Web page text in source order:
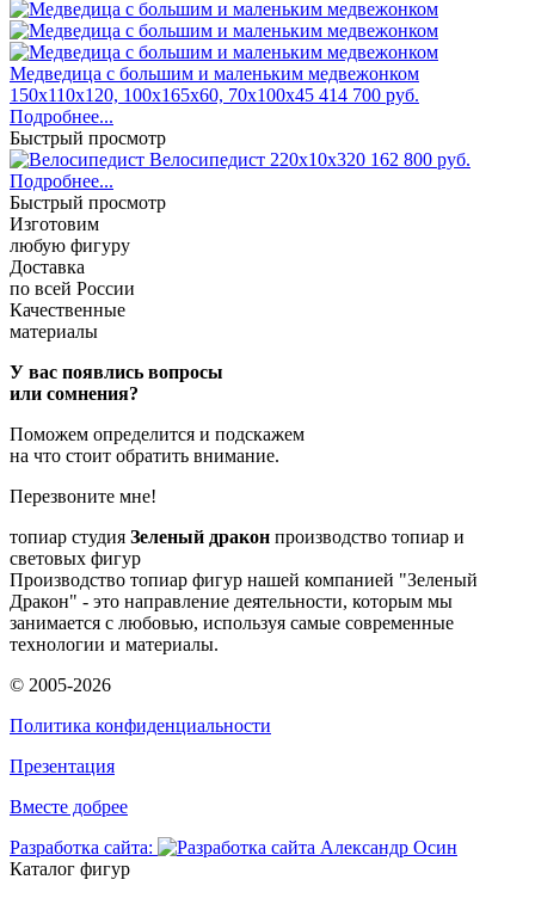
Медведица с большим и маленьким медвежонком
150x110x120, 100x165x60, 70x100x45 414 700 руб.
Подробнее...
Быстрый просмотр
Велосипедист 220x10x320 162 800 руб.
Подробнее...
Быстрый просмотр
Изготовим
любую фигуру
Доставка
по всей России
Качественные
материалы
У вас появлись вопросы
или сомнения?
Поможем определится и подскажем
на что стоит обратить внимание.
Перезвоните мне!
топиар студия Зеленый дракон производство топиар и
световых фигур
Производство топиар фигур нашей компанией "Зеленый
Дракон" - это направление деятельности, которым мы
занимается с любовью, используя самые современные
технологии и материалы.
© 2005-2026
Политика конфиденциальности
Презентация
Вместе добрее
Разработка сайта:
Каталог фигур